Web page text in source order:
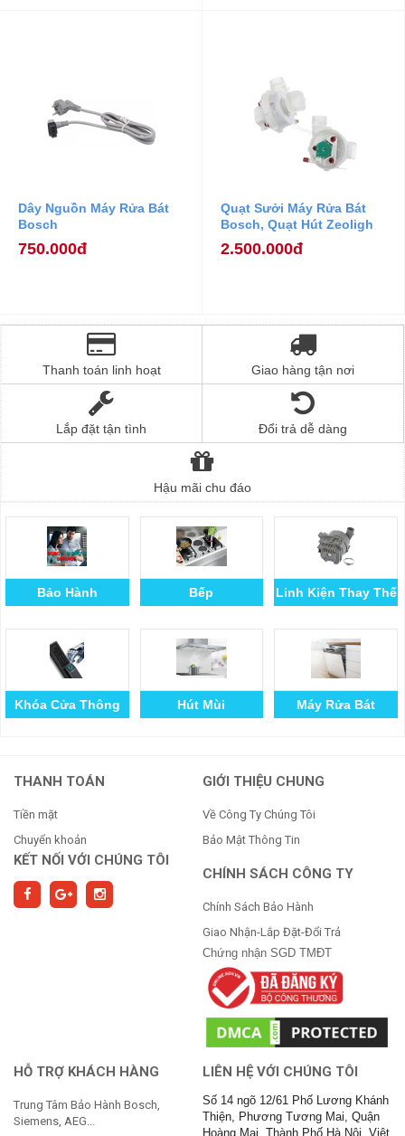
Dây Nguồn Máy Rửa Bát
Bosch
750.000đ
Quạt Sưởi Máy Rửa Bát
Bosch, Quạt Hút Zeoligh
Máy Rửa Bát Bosch
2.500.000đ
Thanh toán linh hoạt Giao hàng tận nơi
Lắp đặt tận tình Đổi trả dễ dàng
Hậu mãi chu đáo
Bảo Hành Bếp Linh Kiện Thay Thế
Khóa Cửa Thông
Hút Mùi Máy Rửa Bát
THANH TOÁN
Tiền mặt
Chuyển khoản
KẾT NỐI VỚI CHÚNG TÔI
GIỚI THIỆU CHUNG
Về Công Ty Chúng Tôi
Bảo Mật Thông Tin
CHÍNH SÁCH CÔNG TY
Chính Sách Bảo Hành
Giao Nhận-Lắp Đặt-Đổi Trả
Chứng nhận SGD TMĐT
HỖ TRỢ KHÁCH HÀNG
Trung Tâm Bảo Hành Bosch,
Siemens, AEG...
LIÊN HỆ VỚI CHÚNG TÔI
Số 14 ngõ 12/61 Phố Lương Khánh
Thiện, Phương Tương Mai, Quận
Hoàng Mai, Thành Phố Hà Nội, Việt